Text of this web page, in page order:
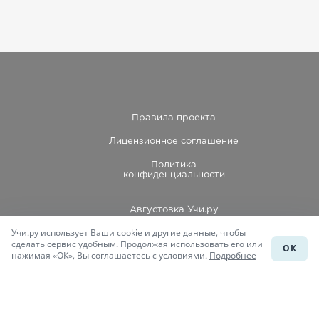
Правила проекта
Лицензионное соглашение
Политика
конфиденциальности
Августовка Учи.ру
Каталог школ
Подготовка к уроку
Учи.ру использует Ваши cookie и другие данные, чтобы
сделать сервис удобным. Продолжая использовать его или
нажимая «ОК», Вы соглашаетесь с условиями. Подробнее
ОК